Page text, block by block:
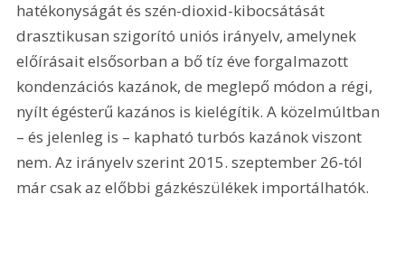
hatékonyságát és szén-dioxid-kibocsátását
drasztikusan szigorító uniós irányelv, amelynek
előírásait elsősorban a bő tíz éve forgalmazott
kondenzációs kazánok, de meglepő módon a régi,
nyílt égésterű kazános is kielégítik. A közelmúltban
– és jelenleg is – kapható turbós kazánok viszont
nem. Az irányelv szerint 2015. szeptember 26-tól
már csak az előbbi gázkészülékek importálhatók.